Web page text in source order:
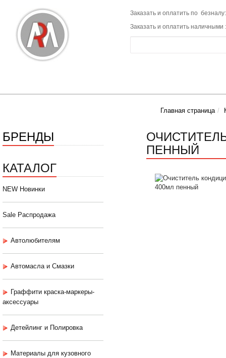
Заказать и оплатить по
Заказать и оплатить наличными
Главная страница
БРЕНДЫ
КАТАЛОГ
NEW Новинки
Sale Распродажа
Автолюбителям
Автомасла и Смазки
Граффити краска-маркеры-
аксессуары
Детейлинг и Полировка
Материалы для кузовного
ПЕННЫЙ